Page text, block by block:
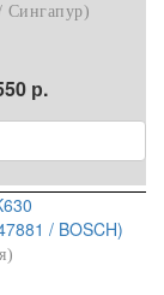
Сингапур)
р.
/ BOSCH)